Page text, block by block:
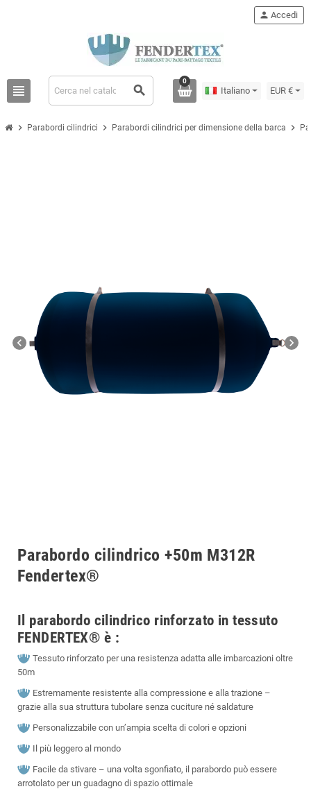
view_headline search
person Accedi
0
Italiano EUR €
chevron_right Parabordi cilindrici chevron_right Parabordi cilindrici per dimensione della barca chevron_right
chevron_left chevron_right
Parabordo cilindrico +50m M312R
Fendertex®
Il parabordo cilindrico rinforzato in tessuto
FENDERTEX® è :
Tessuto rinforzato per una resistenza adatta alle imbarcazioni oltre
50m
Estremamente resistente alla compressione e alla trazione –
grazie alla sua struttura tubolare senza cuciture né saldature
Personalizzabile con un’ampia scelta di colori e opzioni
Il più leggero al mondo
Facile da stivare – una volta sgonfiato, il parabordo può essere
arrotolato per un guadagno di spazio ottimale